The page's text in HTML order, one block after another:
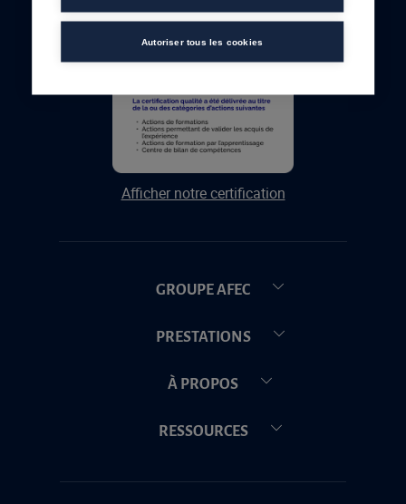
Afficher notre certification
GROUPE AFEC
PRESTATIONS
À PROPOS
RESSOURCES
Autoriser tous les cookies